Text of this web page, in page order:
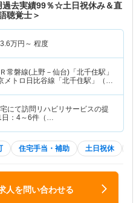
過去実績99％☆土日祝休み＆直
聴覚士＞
万円～ 程度
Ｒ常磐線(上野－仙台)「北千住駅」
メトロ日比谷線「北千住駅」（徒
にて訪問リハビリサービスの提
日：4～6件（…
住宅手当・補助 土日祝休
人を問い合わせる